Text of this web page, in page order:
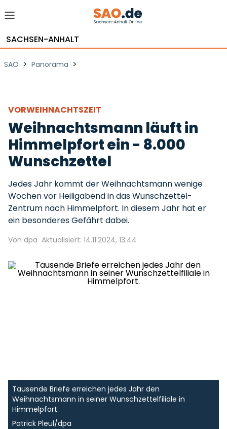
SACHSEN-ANHALT
SAO > Panorama >
VORWEIHNACHTSZEIT
Weihnachtsmann läuft in
Himmelpfort ein - 8.000
Wunschzettel
Jedes Jahr kommt der Weihnachtsmann wenige
Wochen vor Heiligabend in das Wunschzettel-
Zentrum nach Himmelpfort. In diesem Jahr hat er
ein besonderes Gefährt dabei.
Von dpa Aktualisiert: 14.11.2024, 13:44
Tausende Briefe erreichen jedes Jahr den
Weihnachtsmann in seiner Wunschzettelfiliale in
Himmelpfort.
Patrick Pleul/dpa